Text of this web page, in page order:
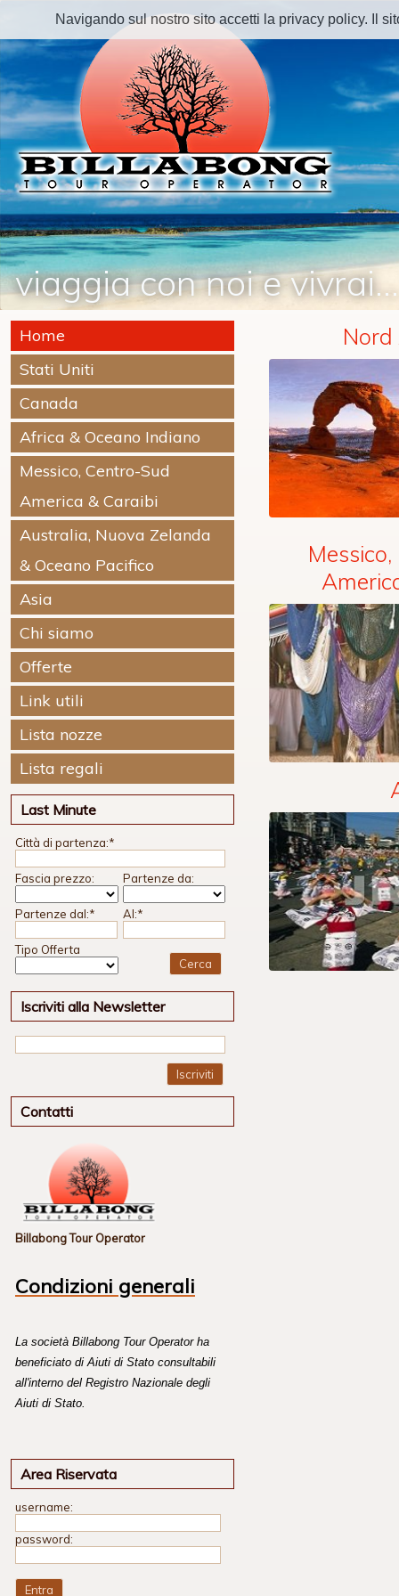
viaggia con noi e vivrai…
Home
Stati Uniti
Canada
Africa & Oceano Indiano
Messico, Centro-Sud
America & Caraibi
Australia, Nuova Zelanda
& Oceano Pacifico
Asia
Chi siamo
Offerte
Link utili
Lista nozze
Lista regali
Last Minute
Città di partenza:*
Fascia prezzo: Partenze da:
Partenze dal:* Al:*
Tipo Offerta
Iscriviti alla Newsletter
Iscriviti
Contatti
Billabong Tour Operator
Condizioni generali
La società Billabong Tour Operator ha
beneficiato di Aiuti di Stato consultabili
all'interno del Registro Nazionale degli
Aiuti di Stato.
Area Riservata
username:
password:
Nord
Navigando sul nostro sito accetti la privacy policy. Il